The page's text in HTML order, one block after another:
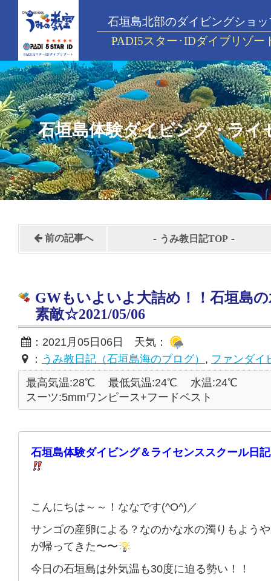
石垣島北部のダイビングショッ
PADI5スター･IDダイブリゾー
石垣島体験ダイビング・ライ
前の記事へ - うみ教日記TOP -
GWもいよいよ大詰め！！石垣島
素敵☆2021/05/06
：2021月05日06日 天気：
： うみ教日記（石垣島海のブログ） , ファンダイ
最高気温:28℃
最低気温:24℃
水温:24℃
スーツ:5mmワンピース+フードベスト
石垣島体験ダイビング＆ライセンススクール日記
こんにちは～～！ななです(^O^)／
サンゴの産卵による？なのかな水の濁りもよう
が帰ってきた〜〜
今日の石垣島は外気温も30度に迫る勢い！！